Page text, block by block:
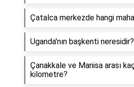
Çatalca merkezde hangi
Uganda'nın başkenti neresidir?
Çanakkale ve Manisa arası
kilometre?